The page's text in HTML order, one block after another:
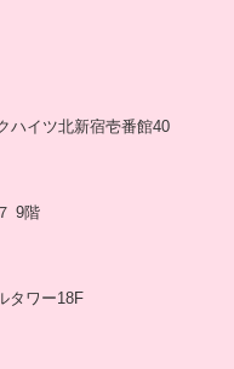
ハイツ北新宿壱番館40
9階
タワー18F